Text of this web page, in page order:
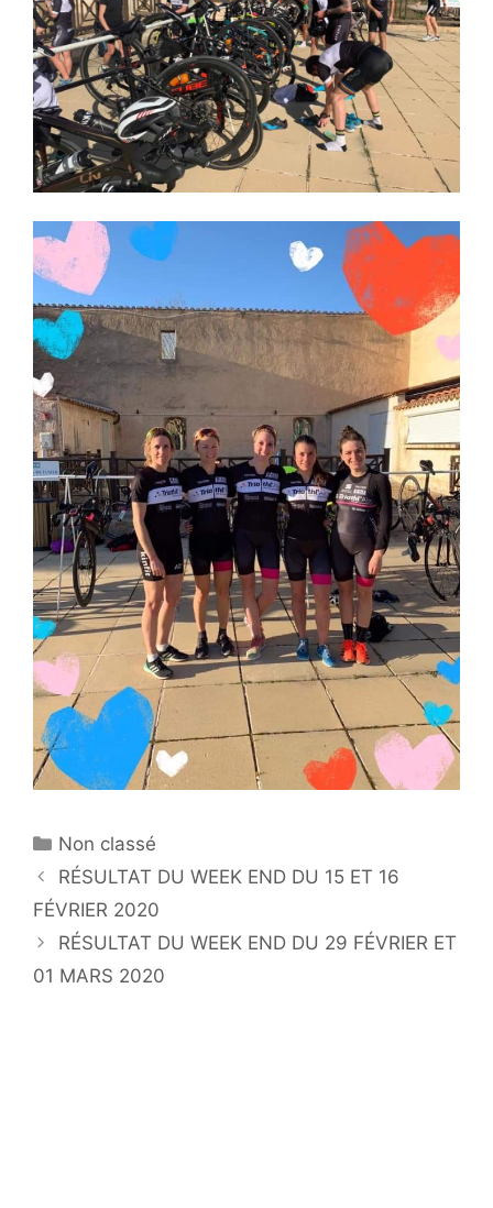
Catégories
Non classé
RÉSULTAT DU WEEK END DU 15 ET 16
FÉVRIER 2020
RÉSULTAT DU WEEK END DU 29 FÉVRIER ET
01 MARS 2020